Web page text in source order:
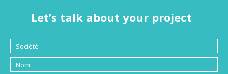
Let’s talk about your project